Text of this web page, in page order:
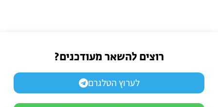
רוצים להשאר מעודכנים?
לערוץ הטלגרם